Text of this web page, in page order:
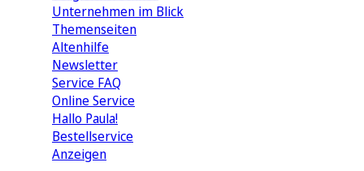
Unternehmen im Blick
Themenseiten
Altenhilfe
Newsletter
Service FAQ
Online Service
Hallo Paula!
Bestellservice
Anzeigen